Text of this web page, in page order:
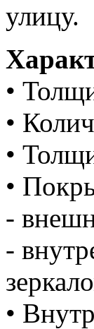
улицу.
•
•
•
•
-
-
•